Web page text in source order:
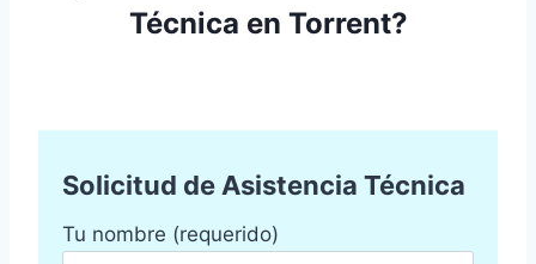
Técnica en Torrent?
Solicitud de Asistencia Técnica
Tu nombre (requerido)